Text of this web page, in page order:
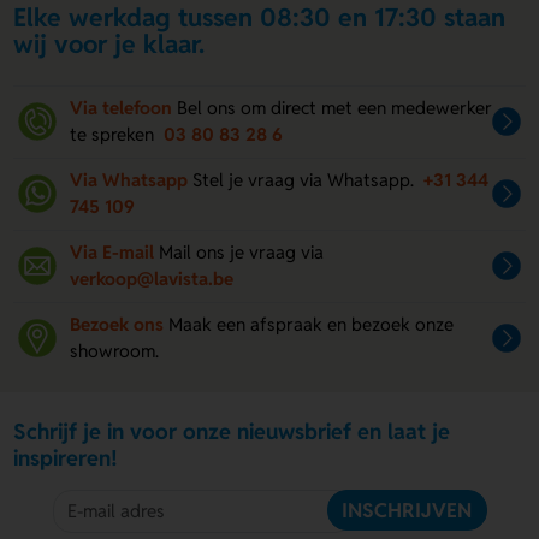
Elke werkdag tussen 08:30 en 17:30 staan
wij voor je klaar.
Via telefoon Bel ons om direct met een medewerker
te spreken 03 80 83 28 6
Via Whatsapp Stel je vraag via Whatsapp. +31 344
745 109
Via E-mail Mail ons je vraag via
verkoop@lavista.be
Bezoek ons Maak een afspraak en bezoek onze
showroom.
Schrijf je in voor onze nieuwsbrief en laat je
inspireren!
INSCHRIJVEN